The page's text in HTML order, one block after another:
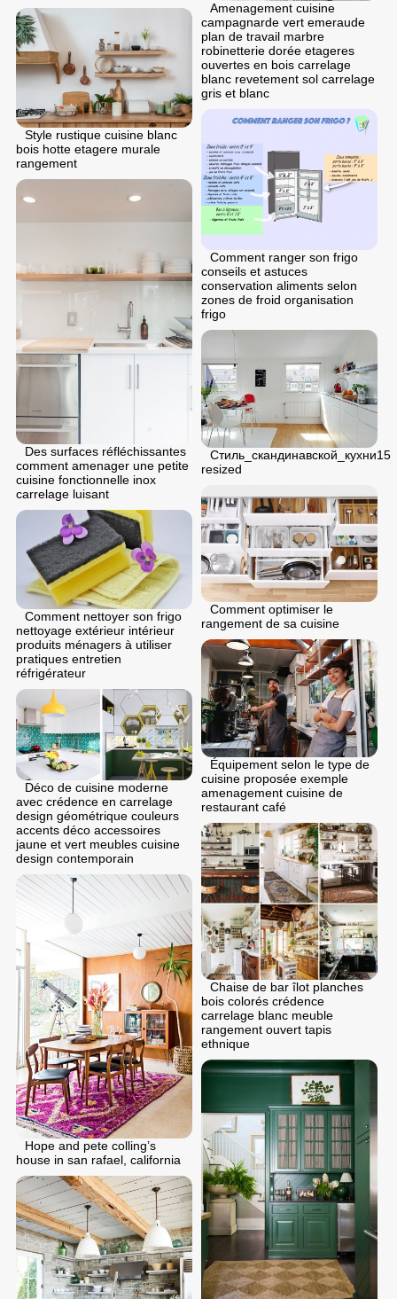
Amenagement cuisine
campagnarde vert emeraude
plan de travail marbre
robinetterie dorée etageres
ouvertes en bois carrelage
blanc revetement sol carrelage
gris et blanc
Style rustique cuisine blanc
bois hotte etagere murale
rangement
Comment ranger son frigo
conseils et astuces
conservation aliments selon
zones de froid organisation
frigo
Des surfaces réfléchissantes
comment amenager une petite
cuisine fonctionnelle inox
carrelage luisant
Стиль_скандинавской_кухни15
resized
Comment optimiser le
rangement de sa cuisine
Comment nettoyer son frigo
nettoyage extérieur intérieur
produits ménagers à utiliser
pratiques entretien
réfrigérateur
Équipement selon le type de
cuisine proposée exemple
amenagement cuisine de
restaurant café
Déco de cuisine moderne
avec crédence en carrelage
design géométrique couleurs
accents déco accessoires
jaune et vert meubles cuisine
design contemporain
Chaise de bar îlot planches
bois colorés crédence
carrelage blanc meuble
rangement ouvert tapis
ethnique
Hope and pete colling’s
house in san rafael, california